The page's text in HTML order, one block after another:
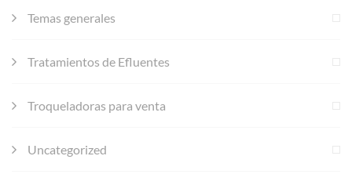
Temas generales
Tratamientos de Efluentes
Troqueladoras para venta
Uncategorized